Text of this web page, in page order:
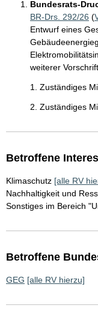
Bundesrats-
BR-Drs. 292/26 (
Entwurf eines
weiterer
1. Zuständiges
2. Zuständiges
Betroffene
Klimaschutz [alle RV
Nachhaltigkeit und
Sonstiges im Bereich
Betroffene
GEG [alle RV hierzu]